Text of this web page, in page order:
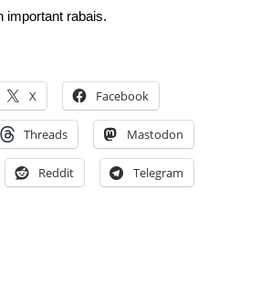
important rabais.
X Facebook
Threads Mastodon
Reddit Telegram